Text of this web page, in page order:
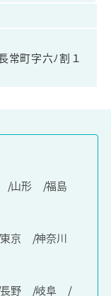
常町字六ﾉ割１
山形
福島
東京
神奈川
長野
岐阜